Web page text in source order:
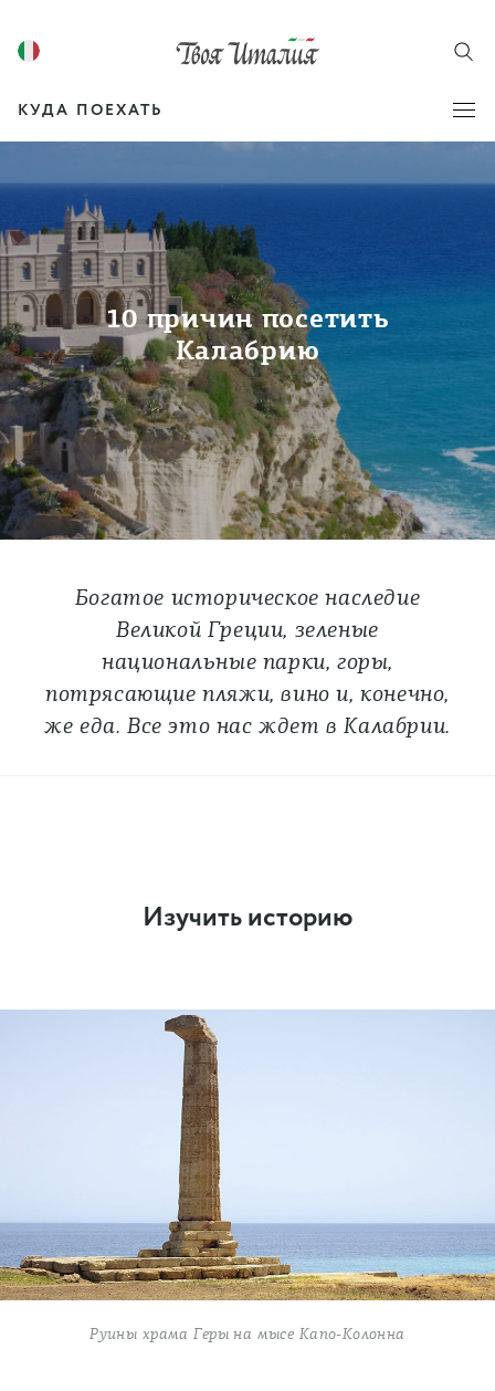
КУДА ПОЕХАТЬ
10 причин посетить
Калабрию
Богатое историческое наследие
Великой Греции, зеленые
национальные парки, горы,
потрясающие пляжи, вино и, конечно,
же еда. Все это нас ждет в Калабрии.
Изучить историю
Руины храма Геры на мысе Капо-Колонна